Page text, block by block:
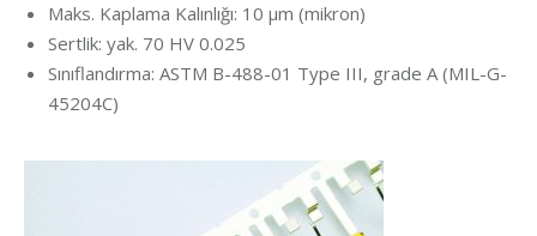
Maks. Kaplama Kalınlığı: 10 μm (mikron)
Sertlik: yak. 70 HV 0.025
Sınıflandırma: ASTM B-488-01 Type III, grade A (MIL-G-
45204C)